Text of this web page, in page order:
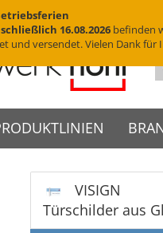
16.08.2026 befinden
und versendet. Vielen Dank für
Türschilder
VIGO Türschilder
VISIGN
Türschilder aus